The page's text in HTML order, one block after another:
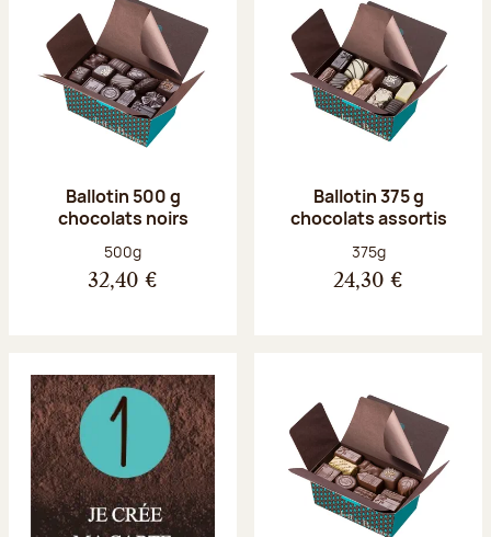
Ballotin 500 g
chocolats noirs
Poids net :
500g
32,40 €
Ballotin 375 g
chocolats assortis
Poids net :
375g
24,30 €